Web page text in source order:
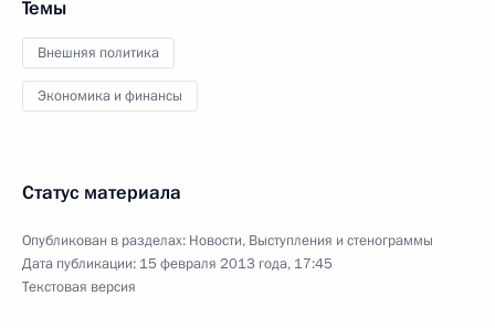
Темы
Внешняя политика
Экономика и финансы
Статус материала
Опубликован в разделах: Новости, Выступления и стенограммы
Дата публикации: 15 февраля 2013 года, 17:45
Текстовая версия